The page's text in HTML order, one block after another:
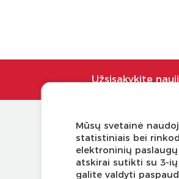
Užsisakykite
KLIENTŲ
Pirkimo – pardavimo taisyklės
Pristatymas ir grąžinimas
Mūsų svetainė
statistiniais bei
elektroninių
atskirai sutikti su 3-
galite valdyti